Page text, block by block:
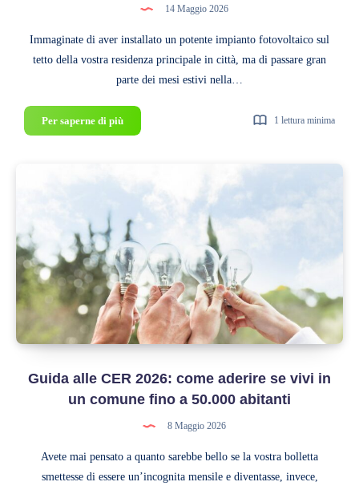
14 Maggio 2026
Immaginate di aver installato un potente impianto fotovoltaico sul
tetto della vostra residenza principale in città, ma di passare gran
parte dei mesi estivi nella…
Per saperne di piùAutoconsumo
a
condividere
l’energia
con
la
casa
al
mare
(sotto
la
Cabina
Primaria)
1 lettura minima
Guida alle CER 2026: come aderire se vivi in
un comune fino a 50.000 abitanti
8 Maggio 2026
Avete mai pensato a quanto sarebbe bello se la vostra bolletta
smettesse di essere un’incognita mensile e diventasse, invece,